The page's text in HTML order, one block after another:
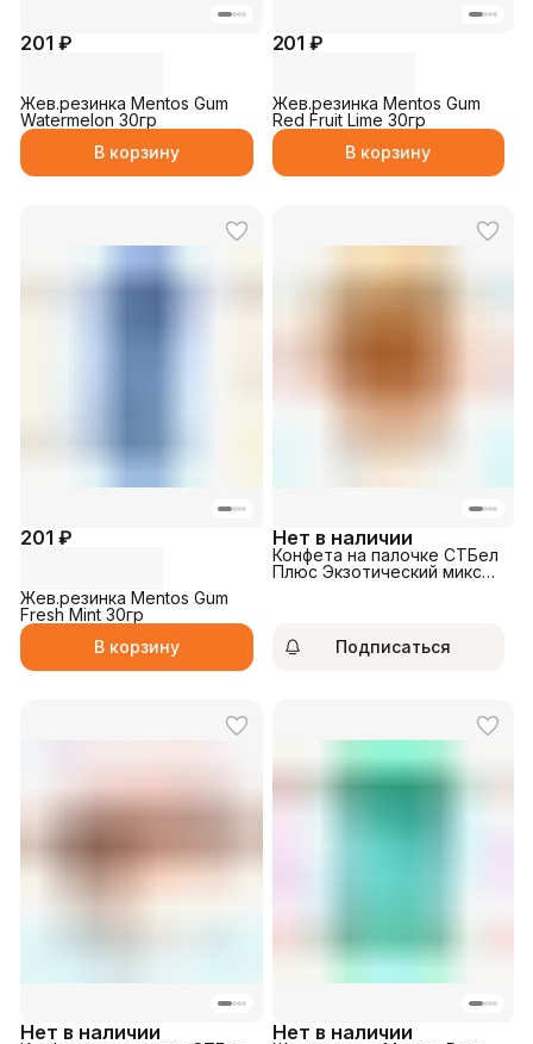
201 ₽
Жев.резинка Mentos Gum
Watermelon 30гр
В корзину
201 ₽
Жев.резинка Mentos Gum
Red Fruit Lime 30гр
В корзину
201 ₽
Жев.резинка Mentos Gum
Fresh Mint 30гр
В корзину
Нет в наличии
Конфета на палочке СТБел
Плюс Экзотический микс
Подписаться
Нет в наличии Нет в наличии